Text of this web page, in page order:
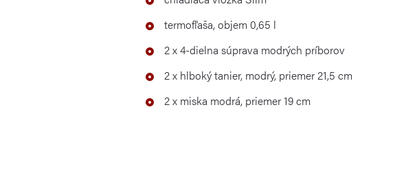
termofľaša, objem 0,65 l
2 x 4-dielna súprava modrých príborov
2 x hlboký tanier, modrý, priemer 21,5 cm
2 x miska modrá, priemer 19 cm